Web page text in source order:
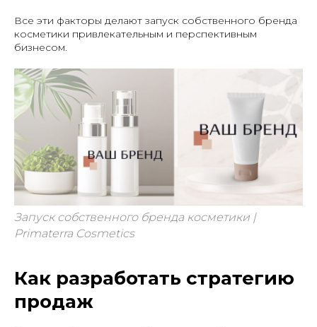
Все эти факторы делают запуск собственного бренда
косметики привлекательным и перспективным
бизнесом.
Запуск собственного бренда косметики |
Primaterra Cosmetics
Как разработать стратегию
продаж